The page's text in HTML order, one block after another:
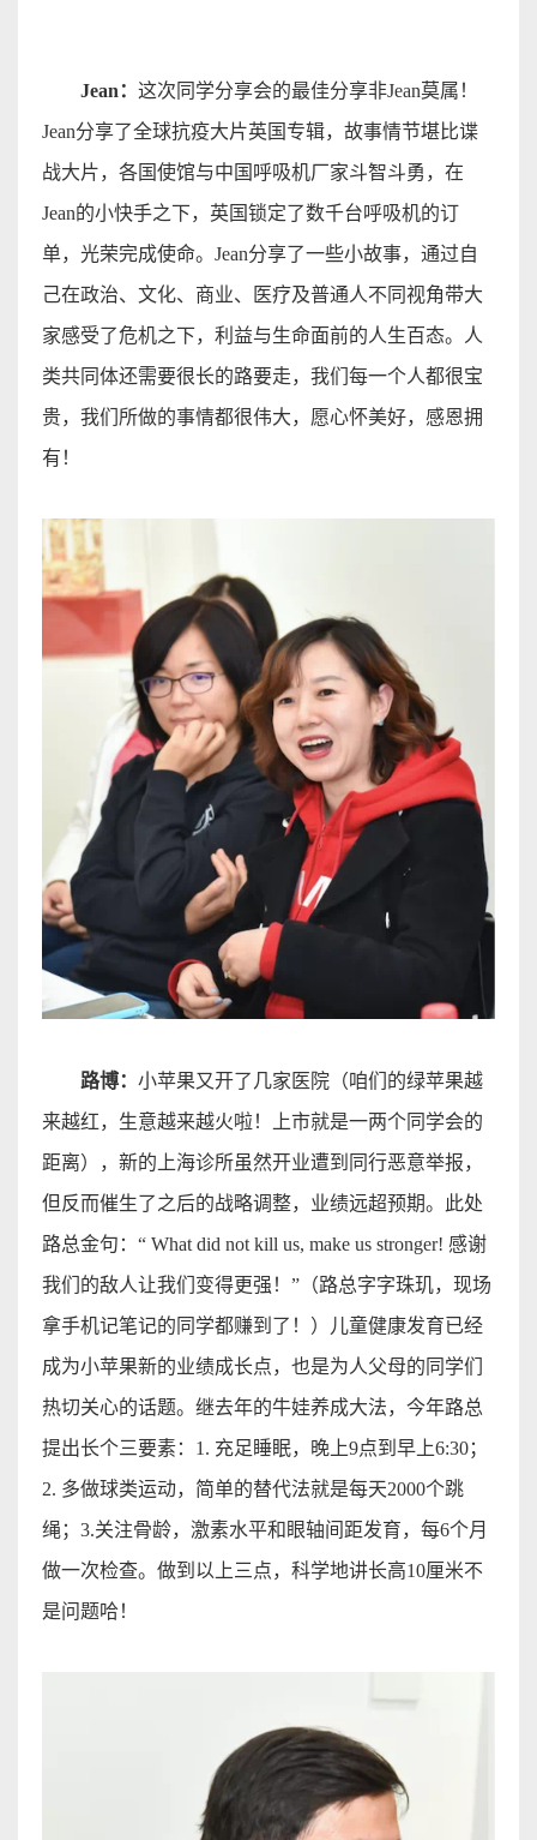
Jean ： 这次同学分享会的最佳分享非Jean莫属！
Jean分享了全球抗疫大片英国专辑，故事情节堪比谍
战大片，各国使馆与中国呼吸机厂家斗智斗勇，在
Jean的小快手之下，英国锁定了数千台呼吸机的订
单，光荣完成使命。 Jean分享了一些小故事，通过自
己在政治、文化、商业、医疗及普通人不同视角带大
家感受了危机之下，利益与生命面前的人生百态。人
类共同体还需要很长的路要走，我们每一个人都很宝
贵，我们所做的事情都很伟大，愿心怀美好，感恩拥
有 ！
路博： 小苹果又开了几家医院（咱们的绿苹果越
来越红，生意越来越火啦！上市就是一两个同学会的
距离），新的上海诊所虽然开业遭到同行恶意举报，
但反而催生了之后的战略调整，业绩远超预期。此处
路总金句： “ What did not kill us, make us stronger! 感谢
我们的敌人让我们变得更强！ ” （路总字字珠玑，现场
拿手机记笔记的同学都赚到了！）儿童健康发育已经
成为小苹果新的业绩成长点，也是为人父母的同学们
热切关心的话题。继去年的牛娃养成大法，今年路总
提出长个三要素： 1. 充足睡眠，晚上9点到早上6:30；
2. 多做球类运动，简单的替代法就是每天2000个跳
绳； 3.关注骨龄，激素水平和眼轴间距发育，每6个月
做一次检查。做到以上三点，科学地讲长高10厘米不
是问题哈！